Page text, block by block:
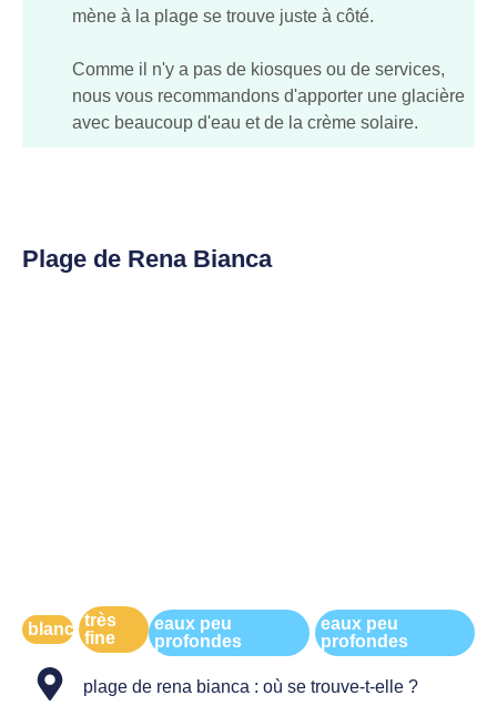
mène à la plage se trouve juste à côté.
Comme il n'y a pas de kiosques ou de services,
nous vous recommandons d'apporter une glacière
avec beaucoup d'eau et de la crème solaire.
Plage de Rena Bianca
blanc
très
fine
eaux peu
profondes
eaux peu
profondes
plage de rena bianca : où se trouve-t-elle ?